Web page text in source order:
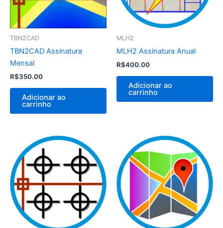
TBN2CAD
TBN2CAD Assinatura
Mensal
R$350.00
Adicionar ao
carrinho
MLH2
MLH2 Assinatura Anual
R$400.00
Adicionar ao
carrinho